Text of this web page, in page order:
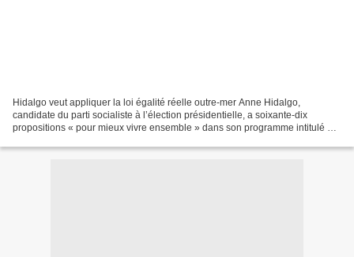
Hidalgo veut appliquer la loi égalité réelle outre-mer Anne Hidalgo,
candidate du parti socialiste à l’élection présidentielle, a soixante-dix
propositions « pour mieux vivre ensemble » dans son programme intitulé «